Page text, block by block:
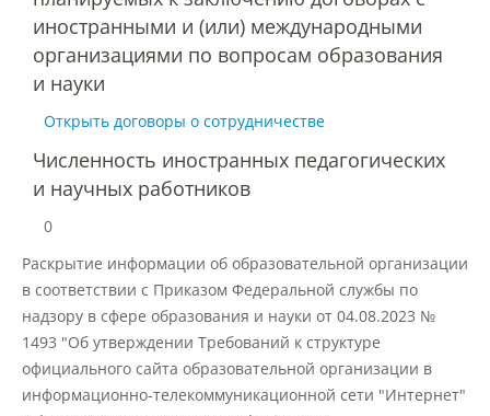
Материально-техническое
обеспечение и оснащенность
образовательного процесса
Стипендии и меры поддержки
обучающихся
Платные образовательные услуги
Финансово-хозяйственная
деятельность
иностранными и (или) международными
организациями по вопросам образования
и науки
Открыть договоры о сотрудничестве
Численность иностранных педагогических
и научных работников
0
Раскрытие информации об образовательной организации
в соответствии с Приказом Федеральной службы по
надзору в сфере образования и науки от 04.08.2023 №
1493 "Об утверждении Требований к структуре
официального сайта образовательной организации в
информационно-телекоммуникационной сети "Интернет"